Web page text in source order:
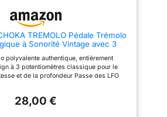
TREMOLO Pédale Trémolo
à Sonorité Vintage avec 3
Styles de LFO
polyvalente authentique, entièrement
à 3 potentiomètres classique pour le
et de la profondeur Passe des LFO
28,00 €